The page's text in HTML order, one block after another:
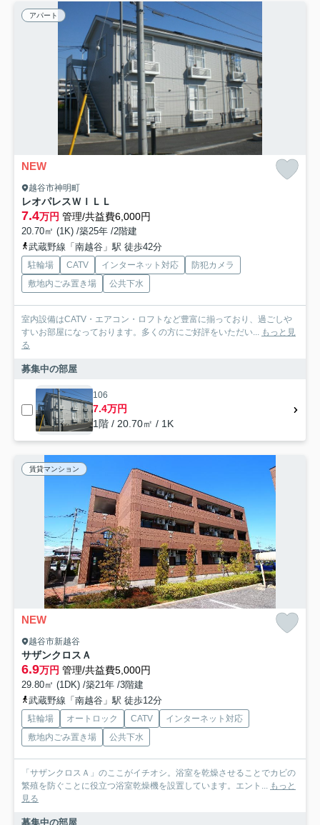
アパート
NEW
越谷市神明町
レオパレスＷＩＬＬ
7.4万円 管理/共益費6,000円
20.70㎡ (1K) /築25年 /2階建
武蔵野線「南越谷」駅 徒歩42分
駐輪場 CATV インターネット対応
防犯カメラ
敷地内ごみ置き場
公共下水
室内設備はCATV・エアコン・ロフトなど豊富に揃っており、過ごしや
すいお部屋になっております。多くの方にご好評をいただい... もっと見
る
募集中の部屋
106
7.4万円
1階 / 20.70㎡ / 1K
賃貸マンション
NEW
越谷市新越谷
サザンクロスＡ
6.9万円 管理/共益費5,000円
29.80㎡ (1DK) /築21年 /3階建
武蔵野線「南越谷」駅 徒歩12分
駐輪場 オートロック CATV
インターネット対応
敷地内ごみ置き場
公共下水
「サザンクロスＡ」のここがイチオシ。浴室を乾燥させることでカビの
繁殖を防ぐことに役立つ浴室乾燥機を設置しています。エント... もっと
見る
募集中の部屋